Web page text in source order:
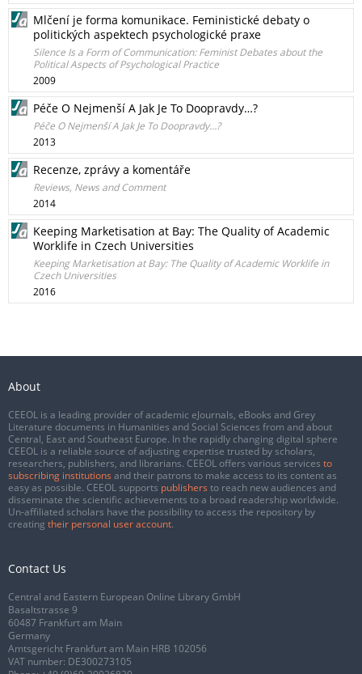
Mlčení je forma komunikace. Feministické debaty o
politických aspektech psychologické praxe
Silence Is a Form of Communication: Feminist Debates about the
Political Aspects of Psychological Practice
2009
Péče O Nejmenší A Jak Je To Doopravdy…?
Péče O Nejmenší A Jak Je To Doopravdy…?
2013
Recenze, zprávy a komentáře
Reviews, News and Comment
2014
Keeping Marketisation at Bay: The Quality of Academic
Worklife in Czech Universities
Keeping Marketisation at Bay: The Quality of Academic Worklife in
Czech Universities
2016
About
CEEOL is a leading provider of academic eJournals, eBooks and Grey
Literature documents in Humanities and Social Sciences from and about
Central, East and Southeast Europe. In the rapidly changing digital sphere
CEEOL is a reliable source of adjusting expertise trusted by scholars,
researchers, publishers, and librarians. CEEOL offers various services to
subscribing institutions and their patrons to make access to its content as
easy as possible. CEEOL supports publishers to reach new audiences and
disseminate the scientific achievements to a broad readership worldwide.
Un-affiliated scholars have the possibility to access the repository by
creating their personal user account.
Contact Us
Central and Eastern European Online Library GmbH
Basaltstrasse 9
60487 Frankfurt am Main
Germany
Amtsgericht Frankfurt am Main HRB 102056
VAT number: DE300273105